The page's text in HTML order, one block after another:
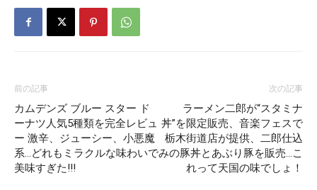
前の記事
カムデンズ ブルー スター ド
ーナツ人気5種類を完全レビュ
ー 激辛、ジューシー、小悪魔
系…どれもミラクルな味わいで
美味すぎた!!!
次の記事
ラーメン二郎が“スタミナ
丼”を限定販売、音楽フェスで
栃木街道店が提供、二郎仕込
みの豚丼とあぶり豚を販売…こ
れって天国の味でしょ！